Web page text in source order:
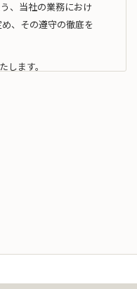
、当社の業務におけ
、その遵守の徹底を
ます。